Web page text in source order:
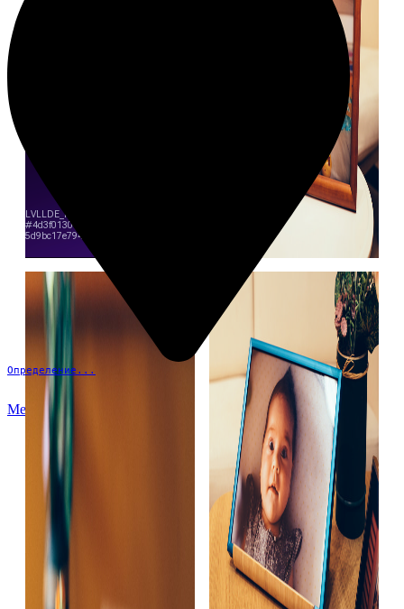
Определение...
Меню